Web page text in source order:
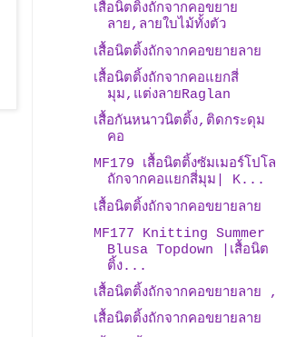
เสื้อนิตติ้งถักจากคอขยาย
ลาย,ลายใบไม้ทั้งตัว
เสื้อนิตติ้งถักจากคอขยายลาย
เสื้อนิตติ้งถักจากคอแยกสี่
มุม,แต่งลายRaglan
เสื้อกันหนาวนิตติ้ง,ติดกระดุม
คอ
MF179 เสื้อนิตติ้งซัมเมอร์โปโล
ถักจากคอแยกสี่มุม| K...
เสื้อนิตติ้งถักจากคอขยายลาย
MF177 Knitting Summer
Blusa Topdown |เสื้อนิต
ติ้ง...
เสื้อนิตติ้งถักจากคอขยายลาย ,
เสื้อนิตติ้งถักจากคอขยายลาย